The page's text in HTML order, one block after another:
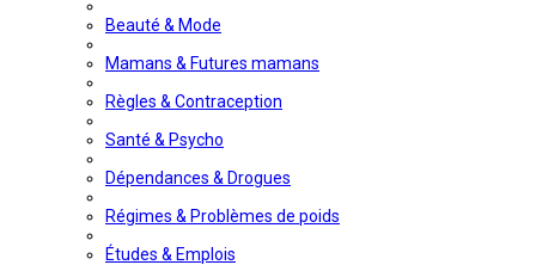
Beauté & Mode
Mamans & Futures mamans
Règles & Contraception
Santé & Psycho
Dépendances & Drogues
Régimes & Problèmes de poids
Études & Emplois